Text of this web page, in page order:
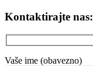
Kontaktirajte nas:
Vaše ime (obavezno)